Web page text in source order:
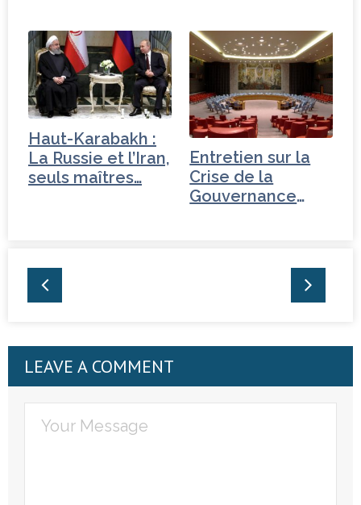
Haut-Karabakh :
La Russie et l’Iran,
seuls maîtres…
Entretien sur la
Crise de la
Gouvernance
LEAVE A COMMENT